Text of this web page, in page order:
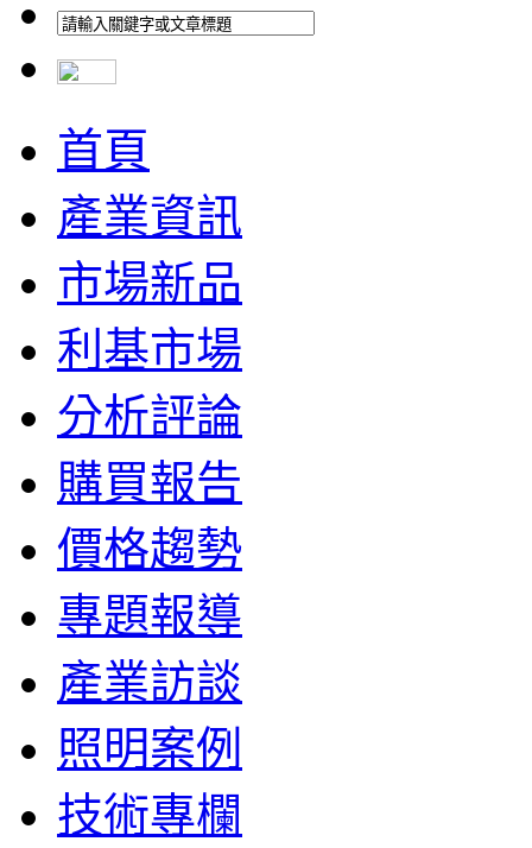
首頁
產業資訊
市場新品
利基市場
分析評論
購買報告
價格趨勢
專題報導
產業訪談
照明案例
技術專欄